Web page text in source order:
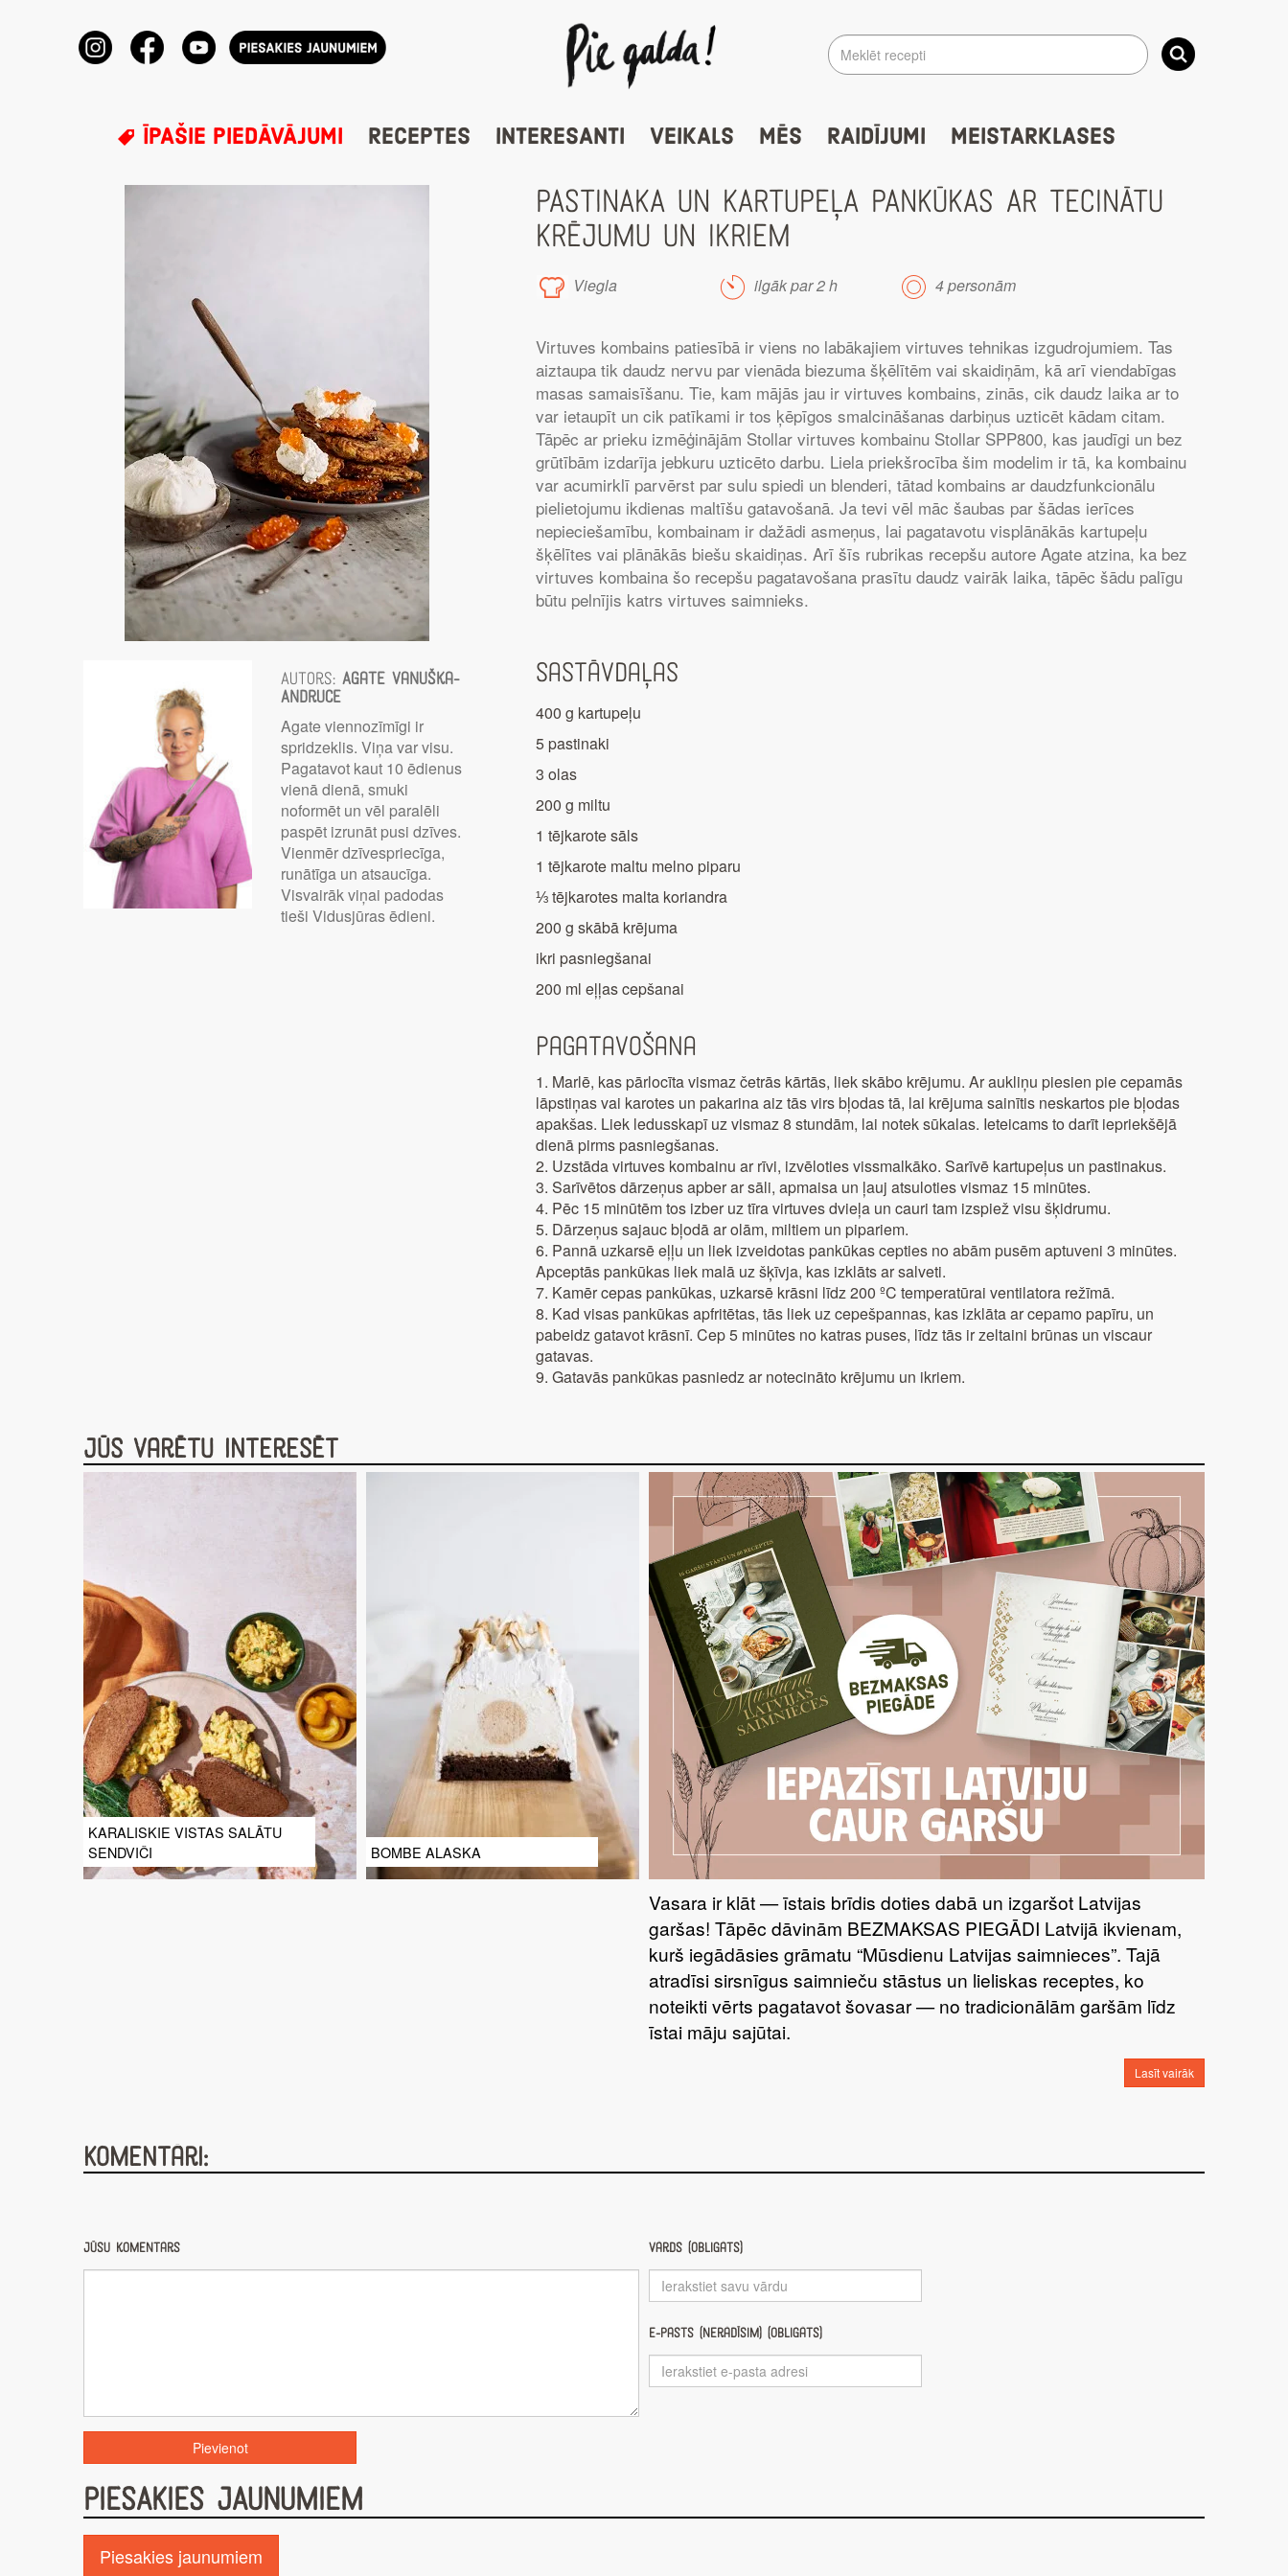
ĪPAŠIE PIEDĀVĀJUMI RECEPTES INTERESANTI VEIKALS MĒS RAIDĪJUMI MEISTARKLASES
Autors:Agate Vanuška-
Andruce
Agate viennozīmīgi ir
spridzeklis. Viņa var visu.
Pagatavot kaut 10 ēdienus
vienā dienā, smuki
noformēt un vēl paralēli
paspēt izrunāt pusi dzīves.
Vienmēr dzīvespriecīga,
runātīga un atsaucīga.
Visvairāk viņai padodas
tieši Vidusjūras ēdieni.
PASTINAKA UN KARTUPEĻA PANKŪKAS AR TECINĀTU
KRĒJUMU UN IKRIEM
Viegla ilgāk par 2 h 4 personām
Virtuves kombains patiesībā ir viens no labākajiem virtuves tehnikas izgudrojumiem. Tas
aiztaupa tik daudz nervu par vienāda biezuma šķēlītēm vai skaidiņām, kā arī viendabīgas
masas samaisīšanu. Tie, kam mājās jau ir virtuves kombains, zinās, cik daudz laika ar to
var ietaupīt un cik patīkami ir tos ķēpīgos smalcināšanas darbiņus uzticēt kādam citam.
Tāpēc ar prieku izmēģinājām Stollar virtuves kombainu Stollar SPP800, kas jaudīgi un bez
grūtībām izdarīja jebkuru uzticēto darbu. Liela priekšrocība šim modelim ir tā, ka kombainu
var acumirklī parvērst par sulu spiedi un blenderi, tātad kombains ar daudzfunkcionālu
pielietojumu ikdienas maltīšu gatavošanā. Ja tevi vēl māc šaubas par šādas ierīces
nepieciešamību, kombainam ir dažādi asmeņus, lai pagatavotu visplānākās kartupeļu
šķēlītes vai plānākās biešu skaidiņas. Arī šīs rubrikas recepšu autore Agate atzina, ka bez
virtuves kombaina šo recepšu pagatavošana prasītu daudz vairāk laika, tāpēc šādu palīgu
būtu pelnījis katrs virtuves saimnieks.
Sastāvdaļas
400 g kartupeļu
5 pastinaki
3 olas
200 g miltu
1 tējkarote sāls
1 tējkarote maltu melno piparu
⅓ tējkarotes malta koriandra
200 g skābā krējuma
ikri pasniegšanai
200 ml eļļas cepšanai
Pagatavošana
1. Marlē, kas pārlocīta vismaz četrās kārtās, liek skābo krējumu. Ar aukliņu piesien pie cepamās
lāpstiņas vai karotes un pakarina aiz tās virs bļodas tā, lai krējuma sainītis neskartos pie bļodas
apakšas. Liek ledusskapī uz vismaz 8 stundām, lai notek sūkalas. Ieteicams to darīt iepriekšējā
dienā pirms pasniegšanas.
2. Uzstāda virtuves kombainu ar rīvi, izvēloties vissmalkāko. Sarīvē kartupeļus un pastinakus.
3. Sarīvētos dārzeņus apber ar sāli, apmaisa un ļauj atsuloties vismaz 15 minūtes.
4. Pēc 15 minūtēm tos izber uz tīra virtuves dvieļa un cauri tam izspiež visu šķidrumu.
5. Dārzeņus sajauc bļodā ar olām, miltiem un pipariem.
6. Pannā uzkarsē eļļu un liek izveidotas pankūkas cepties no abām pusēm aptuveni 3 minūtes.
Apceptās pankūkas liek malā uz šķīvja, kas izklāts ar salveti.
7. Kamēr cepas pankūkas, uzkarsē krāsni līdz 200 ºC temperatūrai ventilatora režīmā.
8. Kad visas pankūkas apfritētas, tās liek uz cepešpannas, kas izklāta ar cepamo papīru, un
pabeidz gatavot krāsnī. Cep 5 minūtes no katras puses, līdz tās ir zeltaini brūnas un viscaur
gatavas.
9. Gatavās pankūkas pasniedz ar notecināto krējumu un ikriem.
Jūs varētu interesēt
KARALISKIE VISTAS SALĀTU
SENDVIČI
BOMBE ALASKA
Vasara ir klāt — īstais brīdis doties dabā un izgaršot Latvijas
garšas! Tāpēc dāvinām BEZMAKSAS PIEGĀDI Latvijā ikvienam,
kurš iegādāsies grāmatu “Mūsdienu Latvijas saimnieces”. Tajā
atradīsi sirsnīgus saimnieču stāstus un lieliskas receptes, ko
noteikti vērts pagatavot šovasar — no tradicionālām garšām līdz
īstai māju sajūtai.
Lasīt vairāk
Komentāri:
Jūsu komentārs Vārds (obligāts)
E-pasts (nerādīsim) (obligāts)
PIESAKIES JAUNUMIEM
Piesakies jaunumiem